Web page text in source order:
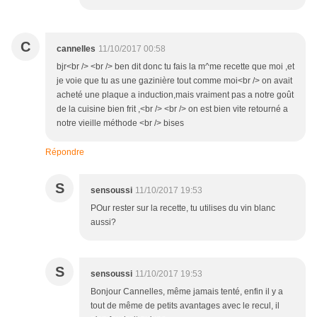
C cannelles 11/10/2017 00:58
bjr<br /> <br /> ben dit donc tu fais la m^me recette que moi ,et
je voie que tu as une gazinière tout comme moi<br /> on avait
acheté une plaque a induction,mais vraiment pas a notre goût
de la cuisine bien frit ,<br /> <br /> on est bien vite retourné a
notre vieille méthode <br /> bises
Répondre
S sensoussi 11/10/2017 19:53
POur rester sur la recette, tu utilises du vin blanc
aussi?
S sensoussi 11/10/2017 19:53
Bonjour Cannelles, même jamais tenté, enfin il y a
tout de même de petits avantages avec le recul, il